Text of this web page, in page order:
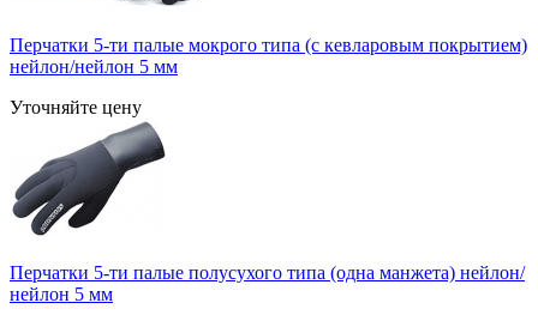
Перчатки 5-ти палые мокрого типа (с кевларовым покрытием)
нейлон/нейлон 5 мм
Уточняйте цену
Перчатки 5-ти палые полусухого типа (одна манжета) нейлон/
нейлон 5 мм